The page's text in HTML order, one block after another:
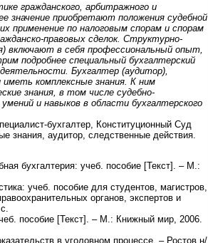
гражданского, арбитражного и
значение приобретают положения судебной
применение по налоговым спорам и спорам
правовых сделок. Структурно-
включают в себя профессиональный опыт,
подробнее специальный бухгалтерский
Бухгалтер (аудитор),
комплексные знания. К ним
знания, в том числе судебно-
и навыков в области бухгалтерского
бухгалтер, Конституционный Суд
знания, аудитор, следственные действия.
бухгалтерия: учеб. пособие [Текст]. – М.:
учеб. пособие для студентов, магистров,
органов, экспертов и
пособие [Текст]. – М.: Книжный мир, 2006.
в уголовном процессе. – Ростов н/